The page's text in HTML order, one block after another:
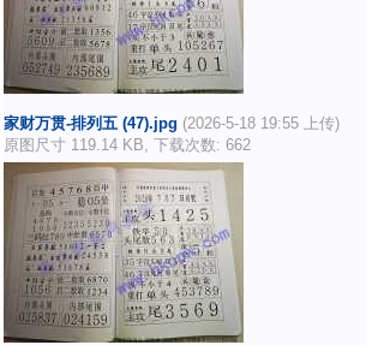
家财万贯-排列五 (47).jpg (2026-5-18 19:55 上传)
原图尺寸 119.14 KB, 下载次数: 662